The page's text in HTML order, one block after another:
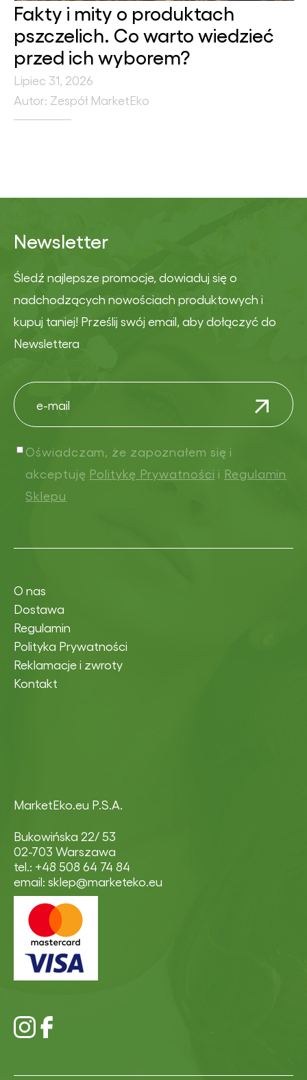
Fakty i mity o produktach
pszczelich. Co warto wiedzieć
przed ich wyborem?
Lipiec 31, 2026
Autor: Zespół MarketEko
Newsletter
Śledź najlepsze promocje, dowiaduj się o
nadchodzących nowościach produktowych i
kupuj taniej! Prześlij swój email, aby dołączyć do
Newslettera
Oświadczam, że zapoznałem się i
akceptuję Politykę Prywatności i Regulamin
Sklepu
MarketEko.eu P.S.A.
Bukowińska 22/ 53
02-703 Warszawa
tel.: +48 508 64 74 84
email: sklep@marketeko.eu
O nas
Dostawa
Regulamin
Polityka Prywatności
Reklamacje i zwroty
Kontakt